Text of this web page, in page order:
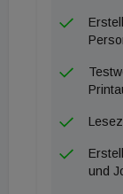
sagt
Auf
Bewertung,
und